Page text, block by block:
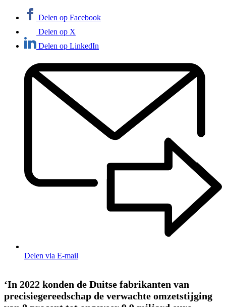
Delen op Facebook
Delen op X
Delen op LinkedIn
Delen via E-mail
‘In 2022 konden de Duitse fabrikanten van
precisiegereedschap de verwachte omzetstijging